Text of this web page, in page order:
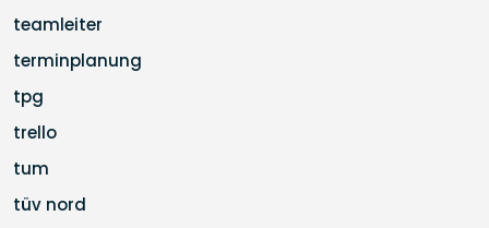
teamleiter
terminplanung
tpg
trello
tum
tüv nord